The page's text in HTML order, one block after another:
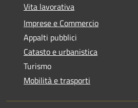
Vita lavorativa
Imprese e Commercio
Appalti pubblici
Catasto e urbanistica
Turismo
Mobilità e trasporti